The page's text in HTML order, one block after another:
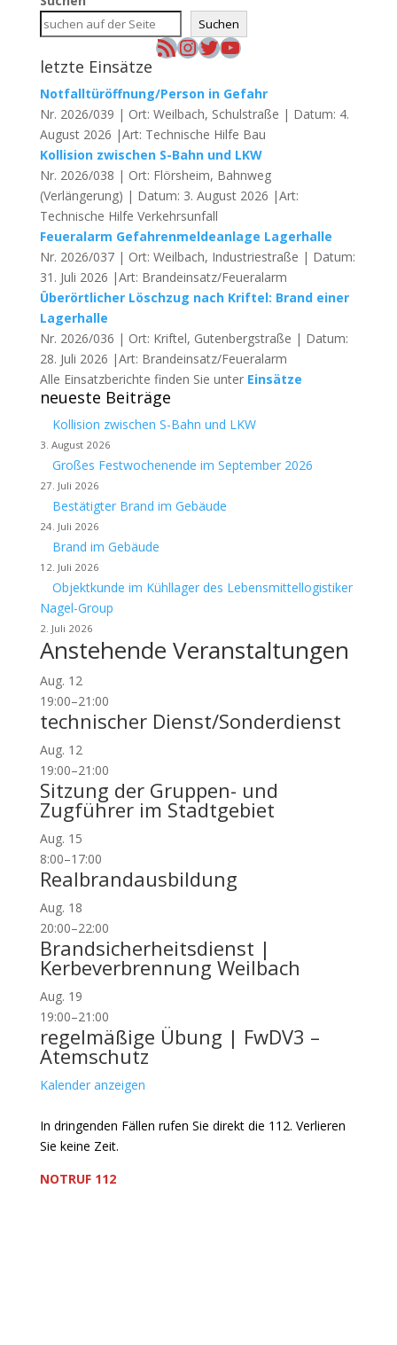
Suchen
RSS-FeedInstagram
Twitter
YouTube
letzte Einsätze
Notfalltüröffnung/Person in Gefahr
Nr. 2026/039 | Ort: Weilbach, Schulstraße | Datum: 4.
August 2026 |Art: Technische Hilfe Bau
Kollision zwischen S-Bahn und LKW
Nr. 2026/038 | Ort: Flörsheim, Bahnweg
(Verlängerung) | Datum: 3. August 2026 |Art:
Technische Hilfe Verkehrsunfall
Feueralarm Gefahrenmeldeanlage Lagerhalle
Nr. 2026/037 | Ort: Weilbach, Industriestraße | Datum:
31. Juli 2026 |Art: Brandeinsatz/Feueralarm
Überörtlicher Löschzug nach Kriftel: Brand einer
Lagerhalle
Nr. 2026/036 | Ort: Kriftel, Gutenbergstraße | Datum:
28. Juli 2026 |Art: Brandeinsatz/Feueralarm
Alle Einsatzberichte finden Sie unter Einsätze
neueste Beiträge
Kollision zwischen S-Bahn und LKW
3. August 2026
Großes Festwochenende im September 2026
27. Juli 2026
Bestätigter Brand im Gebäude
24. Juli 2026
Brand im Gebäude
12. Juli 2026
Objektkunde im Kühllager des Lebensmittellogistiker
Nagel-Group
2. Juli 2026
Anstehende Veranstaltungen
Aug. 12
19:00–21:00
technischer Dienst/Sonderdienst
Aug. 12
19:00–21:00
Sitzung der Gruppen- und
Zugführer im Stadtgebiet
Aug. 15
8:00–17:00
Realbrandausbildung
Aug. 18
20:00–22:00
Brandsicherheitsdienst |
Kerbeverbrennung Weilbach
Aug. 19
19:00–21:00
regelmäßige Übung | FwDV3 –
Atemschutz
Kalender anzeigen
In dringenden Fällen rufen Sie direkt die 112. Verlieren
Sie keine Zeit.
NOTRUF 112